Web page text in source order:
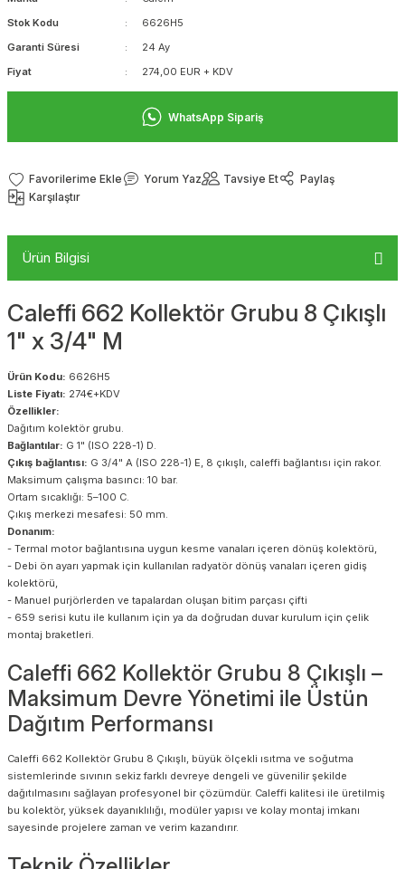
Stok Kodu
6626H5
Garanti Süresi
24 Ay
Fiyat
274,00 EUR + KDV
WhatsApp Sipariş
Yorum Yaz Tavsiye Et
Paylaş
Karşılaştır
Ürün Bilgisi
Caleffi 662 Kollektör Grubu 8 Çıkışlı
1" x 3/4" M
Ürün Kodu: 6626H5
Liste Fiyatı: 274€+KDV
Özellikler:
Dağıtım kolektör grubu.
Bağlantılar: G 1" (ISO 228-1) D.
Çıkış bağlantısı: G 3/4" A (ISO 228-1) E, 8 çıkışlı, caleffi bağlantısı için rakor.
Maksimum çalışma basıncı: 10 bar.
Ortam sıcaklığı: 5–100 C.
Çıkış merkezi mesafesi: 50 mm.
Donanım:
- Termal motor bağlantısına uygun kesme vanaları içeren dönüş kolektörü,
- Debi ön ayarı yapmak için kullanılan radyatör dönüş vanaları içeren gidiş
kolektörü,
- Manuel purjörlerden ve tapalardan oluşan bitim parçası çifti
- 659 serisi kutu ile kullanım için ya da doğrudan duvar kurulum için çelik
montaj braketleri.
Caleffi 662 Kollektör Grubu 8 Çıkışlı –
Maksimum Devre Yönetimi ile Üstün
Dağıtım Performansı
Caleffi 662 Kollektör Grubu 8 Çıkışlı, büyük ölçekli ısıtma ve soğutma
sistemlerinde sıvının sekiz farklı devreye dengeli ve güvenilir şekilde
dağıtılmasını sağlayan profesyonel bir çözümdür. Caleffi kalitesi ile üretilmiş
bu kolektör, yüksek dayanıklılığı, modüler yapısı ve kolay montaj imkanı
sayesinde projelere zaman ve verim kazandırır.